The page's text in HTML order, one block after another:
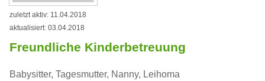
zuletzt aktiv: 11.04.2018
aktualisiert: 03.04.2018
Freundliche Kinderbetreuung
Babysitter, Tagesmutter, Nanny, Leihoma